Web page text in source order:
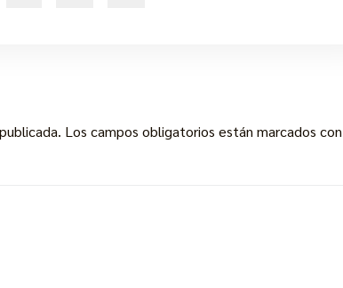
Los campos obligatorios están marcados con